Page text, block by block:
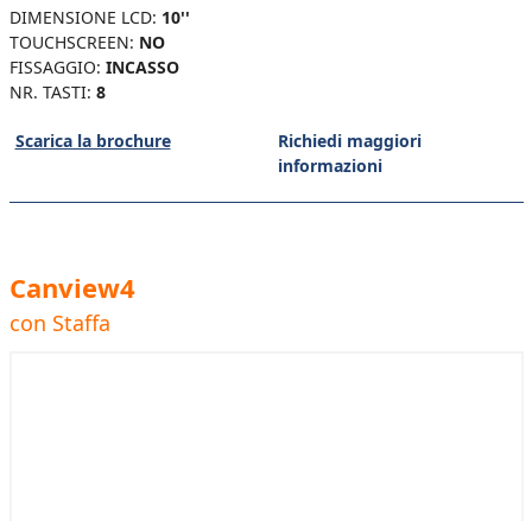
DIMENSIONE LCD: 10''
TOUCHSCREEN: NO
FISSAGGIO: INCASSO
NR. TASTI: 8
Scarica la brochure
Richiedi maggiori
informazioni
Canview4
con Staffa